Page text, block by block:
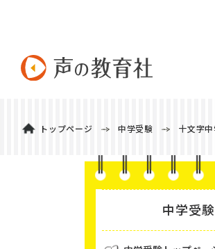
トップページ 中学受験 十文字
中学受験